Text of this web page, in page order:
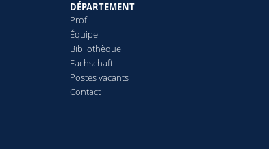
DÉPARTEMENT
Profil
Équipe
Bibliothèque
Fachschaft
Postes vacants
Contact